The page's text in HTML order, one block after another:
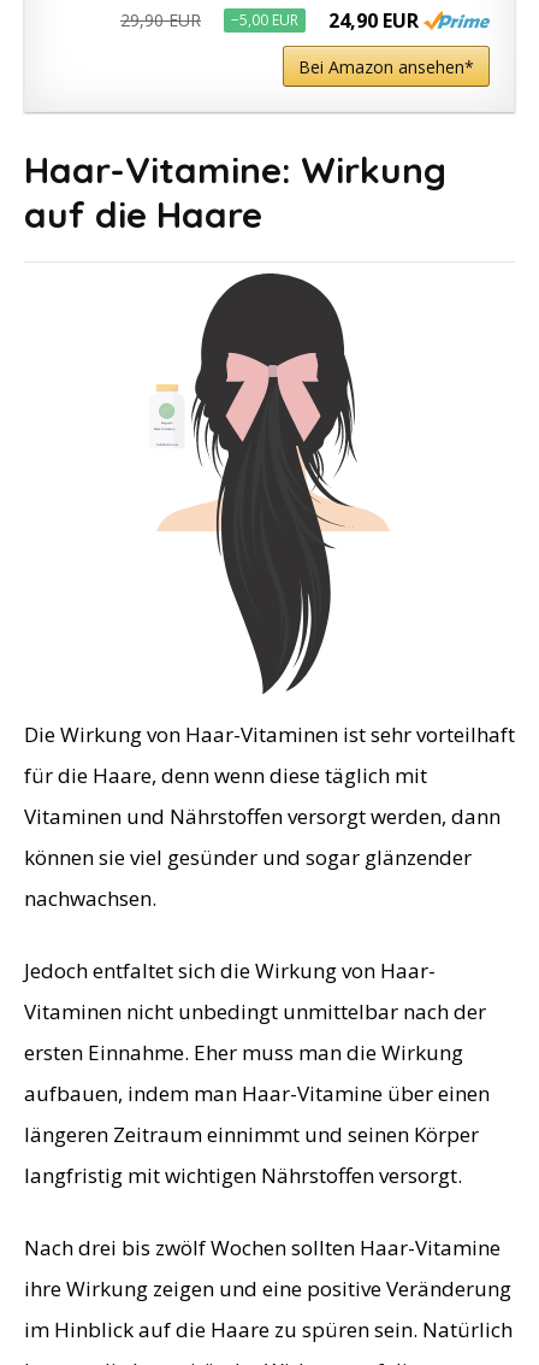
29,90 EUR −5,00 EUR 24,90 EUR
Bei Amazon ansehen*
Haar-Vitamine: Wirkung
auf die Haare
Die Wirkung von Haar-Vitaminen ist sehr vorteilhaft
für die Haare, denn wenn diese täglich mit
Vitaminen und Nährstoffen versorgt werden, dann
können sie viel gesünder und sogar glänzender
nachwachsen.
Jedoch entfaltet sich die Wirkung von Haar-
Vitaminen nicht unbedingt unmittelbar nach der
ersten Einnahme. Eher muss man die Wirkung
aufbauen, indem man Haar-Vitamine über einen
längeren Zeitraum einnimmt und seinen Körper
langfristig mit wichtigen Nährstoffen versorgt.
Nach drei bis zwölf Wochen sollten Haar-Vitamine
ihre Wirkung zeigen und eine positive Veränderung
im Hinblick auf die Haare zu spüren sein. Natürlich